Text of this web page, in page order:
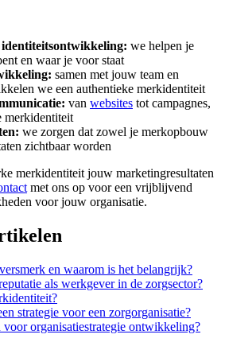
we helpen je
en waar je voor staat
samen met jouw team en
we een authentieke merkidentiteit
van websites tot campagnes,
merkidentiteit
we zorgen dat zowel je merkopbouw
zichtbaar worden
merkidentiteit jouw marketingresultaten
met ons op voor een vrijblijvend
voor jouw organisatie.
en waarom is het belangrijk?
als werkgever in de zorgsector?
strategie voor een zorgorganisatie?
voor organisatiestrategie ontwikkeling?